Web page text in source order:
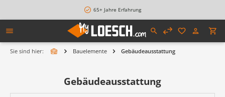
65+ Jahre Erfahrung
Sie sind hier: Bauelemente Gebäudeausstattung
Gebäudeausstattung